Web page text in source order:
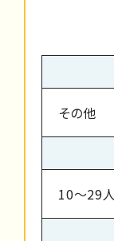
その他
10～29人